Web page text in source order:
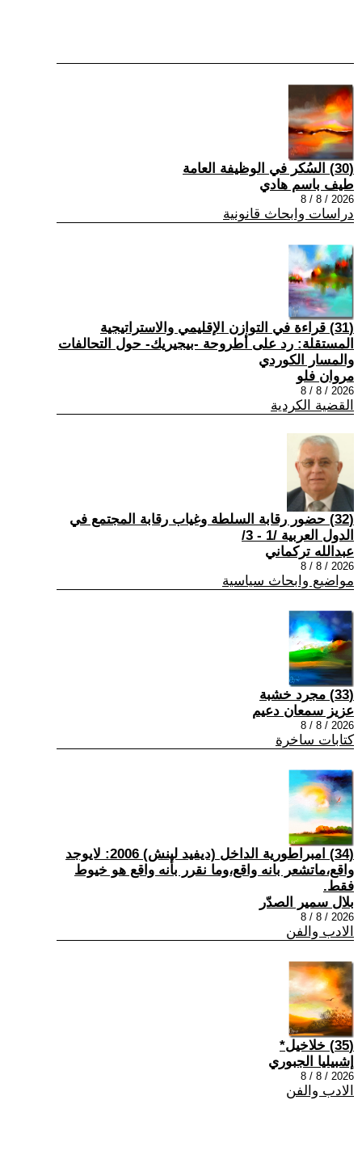
(30) السُكر في الوظيفة العامة
طيف باسم هادي
2026 / 8 / 8
دراسات وابحاث قانونية
(31) قراءة في التوازن الإقليمي والاستراتيجية
المستقلة: رد على أطروحة -بيجيريك- حول التحالفات
والمسار الكوردي
مروان فلو
2026 / 8 / 8
القضية الكردية
(32) حضور رقابة السلطة وغياب رقابة المجتمع في
الدول العربية /1 - 3/
عبدالله تركماني
2026 / 8 / 8
مواضيع وابحاث سياسية
(33) مجرد خشبة
عزيز سمعان دعيم
2026 / 8 / 8
كتابات ساخرة
(34) امبراطورية الداخل (ديفيد لينش) 2006: لايوجد
واقع،ماتشعر بانه واقع،وما نقرر بأنه واقع هو خيوط
فقط.
بلال سمير الصدّر
2026 / 8 / 8
الادب والفن
(35) خلاخيل*
إشبيليا الجبوري
2026 / 8 / 8
الادب والفن